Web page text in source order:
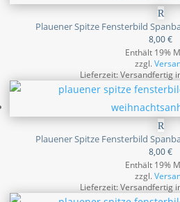
Plauener Spitze Fensterbild
8,00€
Enthält 19%
zzgl.
Lieferzeit: Versandfertig
Plauener Spitze Fensterbild
8,00€
Enthält 19%
zzgl.
Lieferzeit: Versandfertig